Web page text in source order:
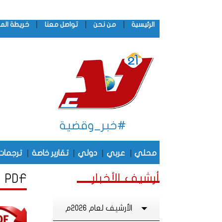
الرئيسية من نحن تواصل معنا خريطة
#خبر_وقضية
محلي عربي دولي تقارير خاصة
PDF أرشيف الأخبار لشهر يـنـاير , من عام 2025 أرشيف الأخبار
الأرشيف لعام 2026م